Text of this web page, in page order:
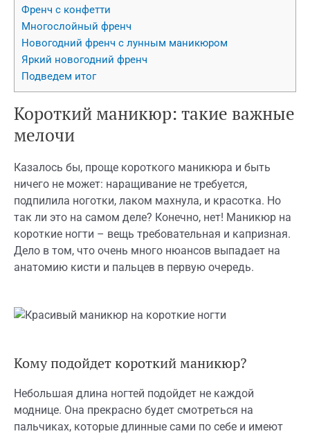
Френч с конфетти
Многослойный френч
Новогодний френч с лунным маникюром
Яркий новогодний френч
Подведем итог
Короткий маникюр: такие важные
мелочи
Казалось бы, проще короткого маникюра и быть
ничего не может: наращивание не требуется,
подпилила ноготки, лаком махнула, и красотка. Но
так ли это на самом деле? Конечно, нет! Маникюр на
короткие ногти – вещь требовательная и капризная.
Дело в том, что очень много нюансов выпадает на
анатомию кисти и пальцев в первую очередь.
Кому подойдет короткий маникюр?
Небольшая длина ногтей подойдет не каждой
моднице. Она прекрасно будет смотреться на
пальчиках, которые длинные сами по себе и имеют